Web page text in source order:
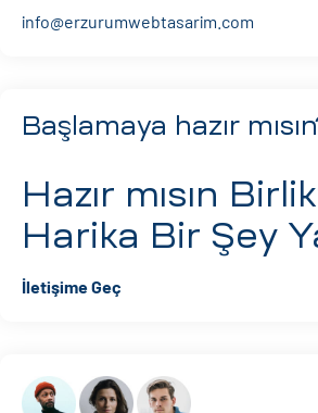
info@erzurumwebtasarim.com
Başlamaya hazır
Hazır mısın
Harika Bir Şey
İletişime Geç